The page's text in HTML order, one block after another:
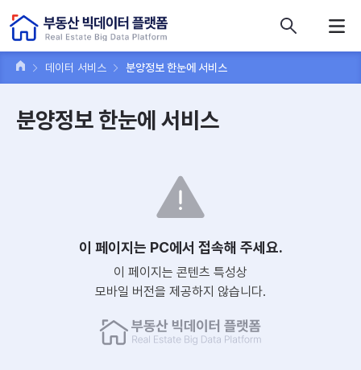
데이터 서비스 분양정보 한눈에 서비스
분양정보 한눈에 서비스
이 페이지는 PC에서 접속해 주세요.
이 페이지는 콘텐츠 특성상
모바일 버전을 제공하지 않습니다.